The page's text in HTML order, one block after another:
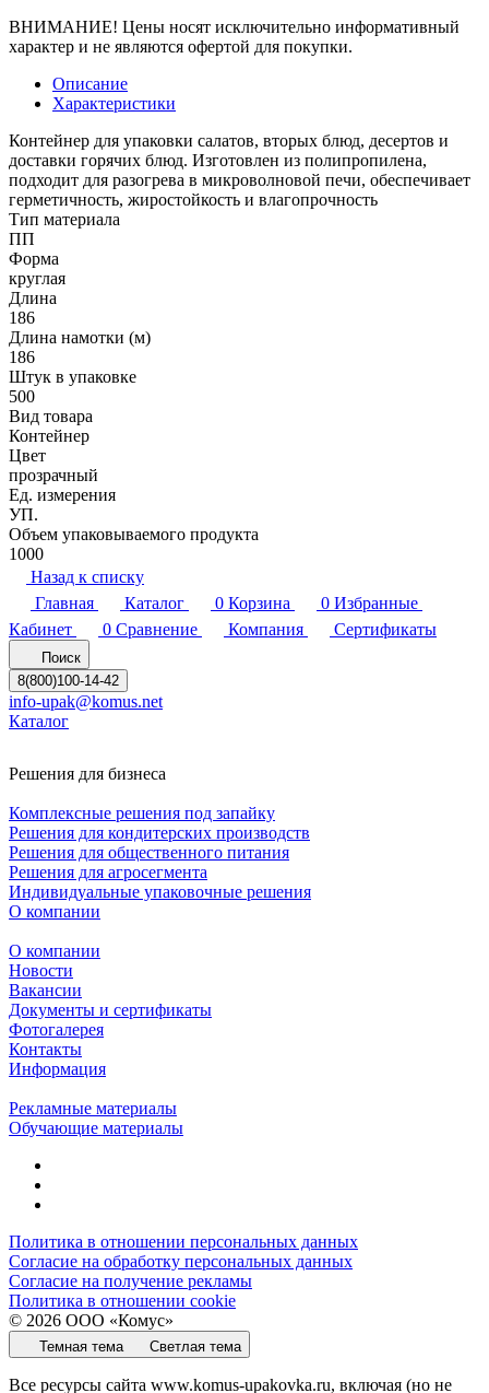
ВНИМАНИЕ! Цены носят исключительно информативный
характер и не являются офертой для покупки.
Описание
Характеристики
Контейнер для упаковки салатов, вторых блюд, десертов и
доставки горячих блюд. Изготовлен из полипропилена,
подходит для разогрева в микроволновой печи, обеспечивает
герметичность, жиростойкость и влагопрочность
Тип материала
ПП
Форма
круглая
Длина
186
Длина намотки (м)
186
Штук в упаковке
500
Вид товара
Контейнер
Цвет
прозрачный
Ед. измерения
УП.
Объем упаковываемого продукта
1000
Назад к списку
Главная
Каталог 0 Корзина 0 Избранные
Кабинет
0 Сравнение Компания Сертификаты
Поиск
8(800)100-14-42
info-upak@komus.net
Каталог
Решения для бизнеса
Комплексные решения под запайку
Решения для кондитерских производств
Решения для общественного питания
Решения для агросегмента
Индивидуальные упаковочные решения
О компании
О компании
Новости
Вакансии
Документы и сертификаты
Фотогалерея
Контакты
Информация
Рекламные материалы
Обучающие материалы
Политика в отношении персональных данных
Согласие на обработку персональных данных
Согласие на получение рекламы
Политика в отношении cookie
© 2026 ООО «Комус»
Темная тема Светлая тема
Все ресурсы сайта www.komus-upakovka.ru, включая (но не